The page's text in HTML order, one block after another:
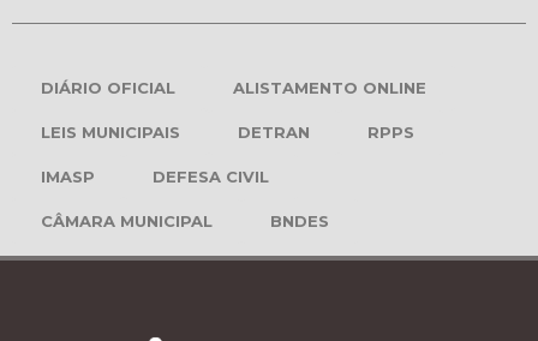
DIÁRIO OFICIAL ALISTAMENTO ONLINE
LEIS MUNICIPAIS DETRAN RPPS
IMASP DEFESA CIVIL
CÂMARA MUNICIPAL BNDES